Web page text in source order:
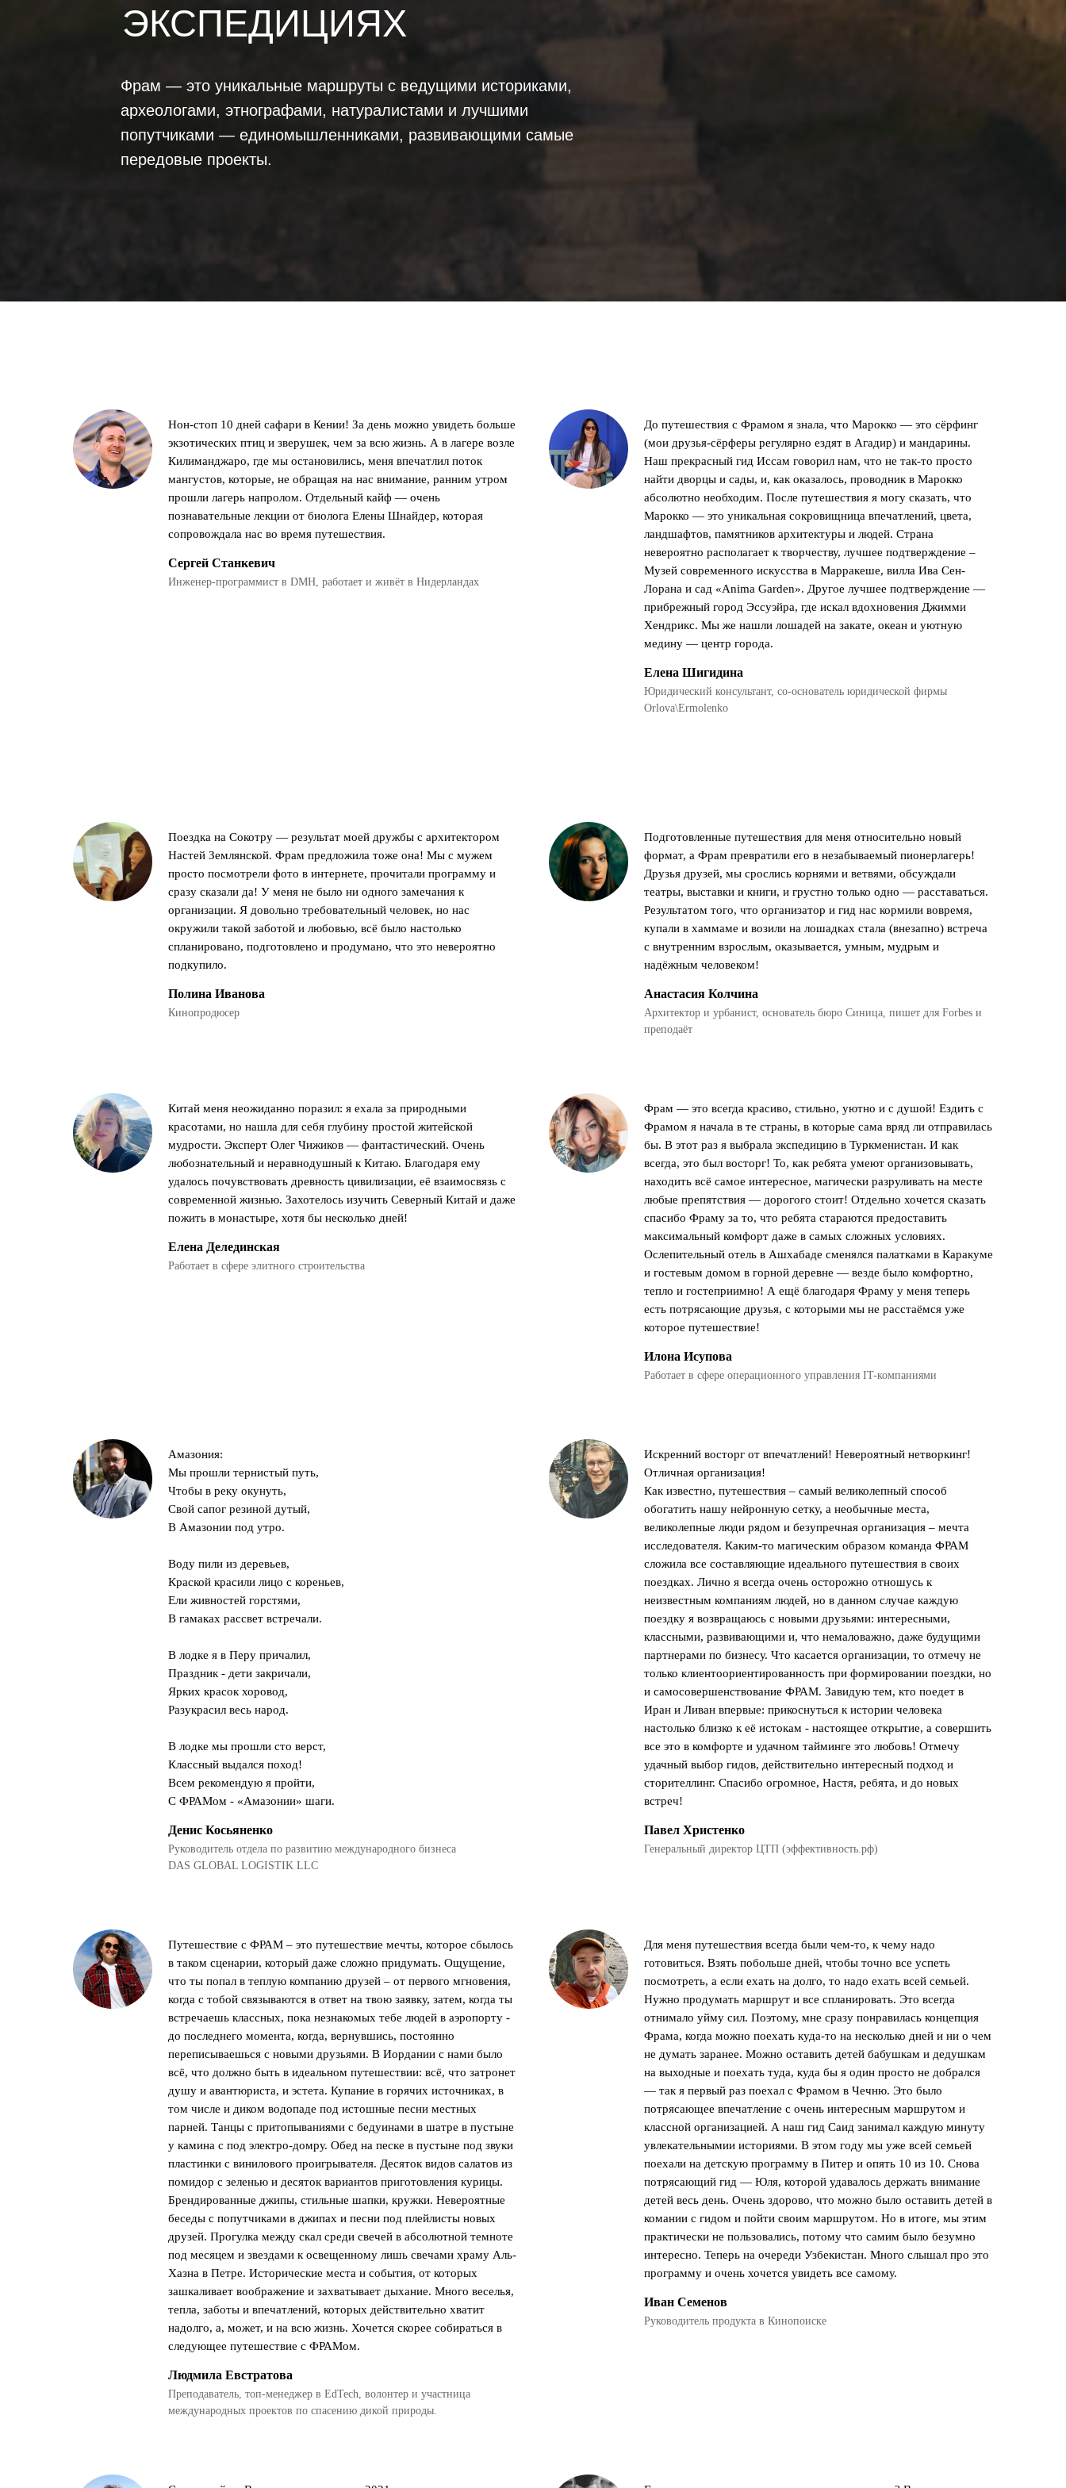
ЭКСПЕДИЦИЯХ
Фрам — это уникальные маршруты с ведущими историками,
археологами, этнографами, натуралистами и лучшими
попутчиками — единомышленниками, развивающими самые
передовые проекты.
Нон-стоп 10 дней сафари в Кении! За день можно увидеть больше
экзотических птиц и зверушек, чем за всю жизнь. А в лагере возле
Килиманджаро, где мы остановились, меня впечатлил поток
мангустов, которые, не обращая на нас внимание, ранним утром
прошли лагерь напролом. Отдельный кайф — очень
познавательные лекции от биолога Елены Шнайдер, которая
сопровождала нас во время путешествия.
Сергей Станкевич
Инженер-программист в DMH, работает и живёт в Нидерландах
До путешествия с Фрамом я знала, что Марокко — это сёрфинг
(мои друзья-сёрферы регулярно ездят в Агадир) и мандарины.
Наш прекрасный гид Иссам говорил нам, что не так-то просто
найти дворцы и сады, и, как оказалось, проводник в Марокко
абсолютно необходим. После путешествия я могу сказать, что
Марокко — это уникальная сокровищница впечатлений, цвета,
ландшафтов, памятников архитектуры и людей. Страна
невероятно располагает к творчеству, лучшее подтверждение –
Музей современного искусства в Марракеше, вилла Ива Сен-
Лорана и сад «Anima Garden». Другое лучшее подтверждение —
прибрежный город Эссуэйра, где искал вдохновения Джимми
Хендрикс. Мы же нашли лошадей на закате, океан и уютную
медину — центр города.
Елена Шигидина
Юридический консультант, со-основатель юридической фирмы
Orlova\Ermolenko
Поездка на Сокотру — результат моей дружбы с архитектором
Настей Землянской. Фрам предложила тоже она! Мы с мужем
просто посмотрели фото в интернете, прочитали программу и
сразу сказали да! У меня не было ни одного замечания к
организации. Я довольно требовательный человек, но нас
окружили такой заботой и любовью, всё было настолько
спланировано, подготовлено и продумано, что это невероятно
подкупило.
Полина Иванова
Кинопродюсер
Подготовленные путешествия для меня относительно новый
формат, а Фрам превратили его в незабываемый пионерлагерь!
Друзья друзей, мы срослись корнями и ветвями, обсуждали
театры, выставки и книги, и грустно только одно — расставаться.
Результатом того, что организатор и гид нас кормили вовремя,
купали в хаммаме и возили на лошадках стала (внезапно) встреча
с внутренним взрослым, оказывается, умным, мудрым и
надёжным человеком!
Анастасия Колчина
Архитектор и урбанист, основатель бюро Синица, пишет для Forbes и
преподаёт
Китай меня неожиданно поразил: я ехала за природными
красотами, но нашла для себя глубину простой житейской
мудрости. Эксперт Олег Чижиков — фантастический. Очень
любознательный и неравнодушный к Китаю. Благодаря ему
удалось почувствовать древность цивилизации, её взаимосвязь с
современной жизнью. Захотелось изучить Северный Китай и даже
пожить в монастыре, хотя бы несколько дней!
Елена Делединская
Работает в сфере элитного строительства
Фрам — это всегда красиво, стильно, уютно и с душой! Ездить с
Фрамом я начала в те страны, в которые сама вряд ли отправилась
бы. В этот раз я выбрала экспедицию в Туркменистан. И как
всегда, это был восторг! То, как ребята умеют организовывать,
находить всё самое интересное, магически разруливать на месте
любые препятствия — дорогого стоит! Отдельно хочется сказать
спасибо Фраму за то, что ребята стараются предоставить
максимальный комфорт даже в самых сложных условиях.
Ослепительный отель в Ашхабаде сменялся палатками в Каракуме
и гостевым домом в горной деревне — везде было комфортно,
тепло и гостеприимно! А ещё благодаря Фраму у меня теперь
есть потрясающие друзья, с которыми мы не расстаёмся уже
которое путешествие!
Илона Исупова
Работает в сфере операционного управления IT-компаниями
Амазония:
Мы прошли тернистый путь,
Чтобы в реку окунуть,
Свой сапог резиной дутый,
В Амазонии под утро.
Воду пили из деревьев,
Краской красили лицо с кореньев,
Ели живностей горстями,
В гамаках рассвет встречали.
В лодке я в Перу причалил,
Праздник - дети закричали,
Ярких красок хоровод,
Разукрасил весь народ.
В лодке мы прошли сто верст,
Классный выдался поход!
Всем рекомендую я пройти,
С ФРАМом - «Амазонии» шаги.
Денис Косьяненко
Руководитель отдела по развитию международного бизнеса
DAS GLOBAL LOGISTIK LLC
Искренний восторг от впечатлений! Невероятный нетворкинг!
Отличная организация!
Как известно, путешествия – самый великолепный способ
обогатить нашу нейронную сетку, а необычные места,
великолепные люди рядом и безупречная организация – мечта
исследователя. Каким-то магическим образом команда ФРАМ
сложила все составляющие идеального путешествия в своих
поездках. Лично я всегда очень осторожно отношусь к
неизвестным компаниям людей, но в данном случае каждую
поездку я возвращаюсь с новыми друзьями: интересными,
классными, развивающими и, что немаловажно, даже будущими
партнерами по бизнесу. Что касается организации, то отмечу не
только клиентоориентированность при формировании поездки, но
и самосовершенствование ФРАМ. Завидую тем, кто поедет в
Иран и Ливан впервые: прикоснуться к истории человека
настолько близко к её истокам - настоящее открытие, а совершить
все это в комфорте и удачном тайминге это любовь! Отмечу
удачный выбор гидов, действительно интересный подход и
сторителлинг. Спасибо огромное, Настя, ребята, и до новых
встреч!
Павел Христенко
Генеральный директор ЦТП (эффективность.рф)
Путешествие с ФРАМ – это путешествие мечты, которое сбылось
в таком сценарии, который даже сложно придумать. Ощущение,
что ты попал в теплую компанию друзей – от первого мгновения,
когда с тобой связываются в ответ на твою заявку, затем, когда ты
встречаешь классных, пока незнакомых тебе людей в аэропорту -
до последнего момента, когда, вернувшись, постоянно
переписываешься с новыми друзьями. В Иордании с нами было
всё, что должно быть в идеальном путешествии: всё, что затронет
душу и авантюриста, и эстета. Купание в горячих источниках, в
том числе и диком водопаде под истошные песни местных
парней. Танцы с притопываниями с бедуинами в шатре в пустыне
у камина с под электро-домру. Обед на песке в пустыне под звуки
пластинки с винилового проигрывателя. Десяток видов салатов из
помидор с зеленью и десяток вариантов приготовления курицы.
Брендированные джипы, стильные шапки, кружки. Невероятные
беседы с попутчиками в джипах и песни под плейлисты новых
друзей. Прогулка между скал среди свечей в абсолютной темноте
под месяцем и звездами к освещенному лишь свечами храму Аль-
Хазна в Петре. Исторические места и события, от которых
зашкаливает воображение и захватывает дыхание. Много веселья,
тепла, заботы и впечатлений, которых действительно хватит
надолго, а, может, и на всю жизнь. Хочется скорее собираться в
следующее путешествие с ФРАМом.
Людмила Евстратова
Преподаватель, топ-менеджер в EdTech, волонтер и участница
международных проектов по спасению дикой природы.
Для меня путешествия всегда были чем-то, к чему надо
готовиться. Взять побольше дней, чтобы точно все успеть
посмотреть, а если ехать на долго, то надо ехать всей семьей.
Нужно продумать маршрут и все спланировать. Это всегда
отнимало уйму сил. Поэтому, мне сразу понравилась концепция
Фрама, когда можно поехать куда-то на несколько дней и ни о чем
не думать заранее. Можно оставить детей бабушкам и дедушкам
на выходные и поехать туда, куда бы я один просто не добрался
— так я первый раз поехал с Фрамом в Чечню. Это было
потрясающее впечатление с очень интересным маршрутом и
классной организацией. А наш гид Саид занимал каждую минуту
увлекательнымии историями. В этом году мы уже всей семьей
поехали на детскую программу в Питер и опять 10 из 10. Снова
потрясающий гид — Юля, которой удавалось держать внимание
детей весь день. Очень здорово, что можно было оставить детей в
комании с гидом и пойти своим маршрутом. Но в итоге, мы этим
практически не пользовались, потому что самим было безумно
интересно. Теперь на очереди Узбекистан. Много слышал про это
программу и очень хочется увидеть все самому.
Иван Семенов
Руководитель продукта в Кинопоиске